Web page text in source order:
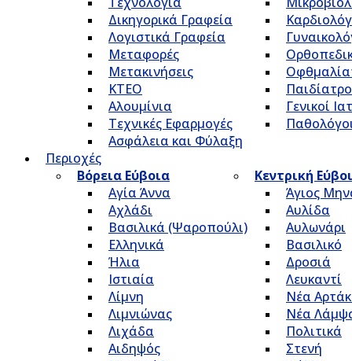
Δικηγορικά Γραφεία
Λογιστικά Γραφεία
Μεταφορές
Μετακινήσεις
ΚΤΕΟ
Αλουμίνια
Τεχνικές Εφαρμογές
Ασφάλεια και Φύλαξη
Γενικοί
Περιοχές
Βόρεια Εύβοια
Αγία Άννα
Αχλάδι
Βασιλικά (Ψαροπούλι)
Ελληνικά
Ήλια
Ιστιαία
Λίμνη
Λιμνιώνας
Λιχάδα
Αιδηψός
Κεντρική
Άγιος
Αυλίδα
Αυλωνάρι
Βασιλικό
Δροσιά
Λευκαντί
Νέα
Νέα
Πολιτικά
Στενή